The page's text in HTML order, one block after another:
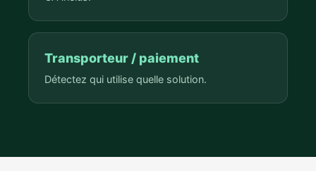
Transporteur / paiement
Détectez qui utilise quelle solution.